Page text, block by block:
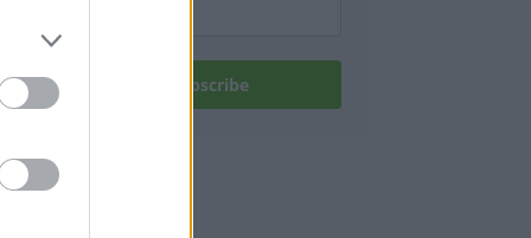
Subscribe